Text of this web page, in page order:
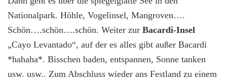
Nationalpark. Höhle, Vogelinsel, Mangroven….
Schön….schön….schön. Weiter zur Bacardi-Insel
„Cayo Levantado“, auf der es alles gibt außer Bacardi
*hahaha*. Bisschen baden, entspannen, Sonne tanken
usw. usw.. Zum Abschluss wieder ans Festland zu einem